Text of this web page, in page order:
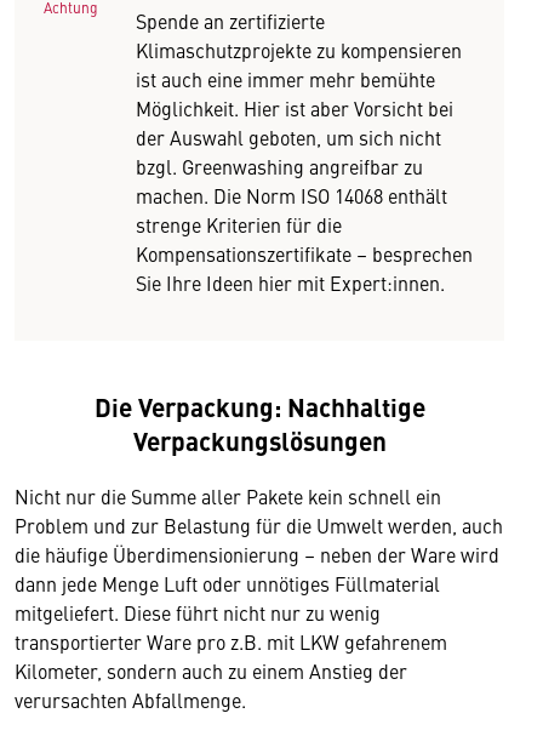
Achtung
Spende an zertifizierte
Klimaschutzprojekte zu kompensieren
ist auch eine immer mehr bemühte
Möglichkeit. Hier ist aber Vorsicht bei
der Auswahl geboten, um sich nicht
bzgl. Greenwashing angreifbar zu
machen. Die Norm ISO 14068 enthält
strenge Kriterien für die
Kompensationszertifikate – besprechen
Sie Ihre Ideen hier mit Expert:innen.
Die Verpackung: Nachhaltige
Verpackungslösungen
Nicht nur die Summe aller Pakete kein schnell ein
Problem und zur Belastung für die Umwelt werden, auch
die häufige Überdimensionierung – neben der Ware wird
dann jede Menge Luft oder unnötiges Füllmaterial
mitgeliefert. Diese führt nicht nur zu wenig
transportierter Ware pro z.B. mit LKW gefahrenem
Kilometer, sondern auch zu einem Anstieg der
verursachten Abfallmenge.